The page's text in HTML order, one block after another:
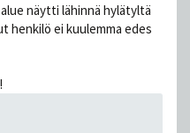
näytti lähinnä hylätyltä
henkilö ei kuulemma edes